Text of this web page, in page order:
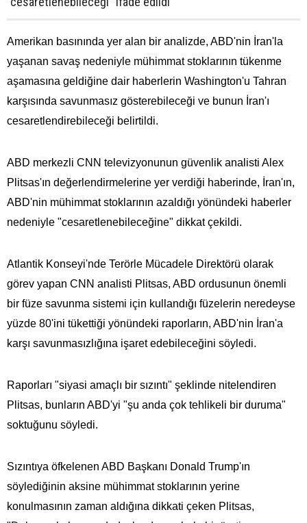
Amerikan basınında yer alan bir analizde, ABD'nin İran'la
yaşanan savaş nedeniyle mühimmat stoklarının tükenme
aşamasına geldiğine dair haberlerin Washington'u Tahran
karşısında savunmasız gösterebileceği ve bunun İran'ı
cesaretlendirebileceği belirtildi.
ABD merkezli CNN televizyonunun güvenlik analisti Alex
Plitsas'ın değerlendirmelerine yer verdiği haberinde, İran'ın,
ABD'nin mühimmat stoklarının azaldığı yönündeki haberler
nedeniyle "cesaretlenebileceğine" dikkat çekildi.
Atlantik Konseyi'nde Terörle Mücadele Direktörü olarak
görev yapan CNN analisti Plitsas, ABD ordusunun önemli
bir füze savunma sistemi için kullandığı füzelerin neredeyse
yüzde 80'ini tükettiği yönündeki raporların, ABD'nin İran'a
karşı savunmasızlığına işaret edebileceğini söyledi.
Raporları "siyasi amaçlı bir sızıntı" şeklinde nitelendiren
Plitsas, bunların ABD'yi "şu anda çok tehlikeli bir duruma"
soktuğunu söyledi.
Sızıntıya öfkelenen ABD Başkanı Donald Trump'ın
söylediğinin aksine mühimmat stoklarının yerine
konulmasının zaman aldığına dikkati çeken Plitsas,